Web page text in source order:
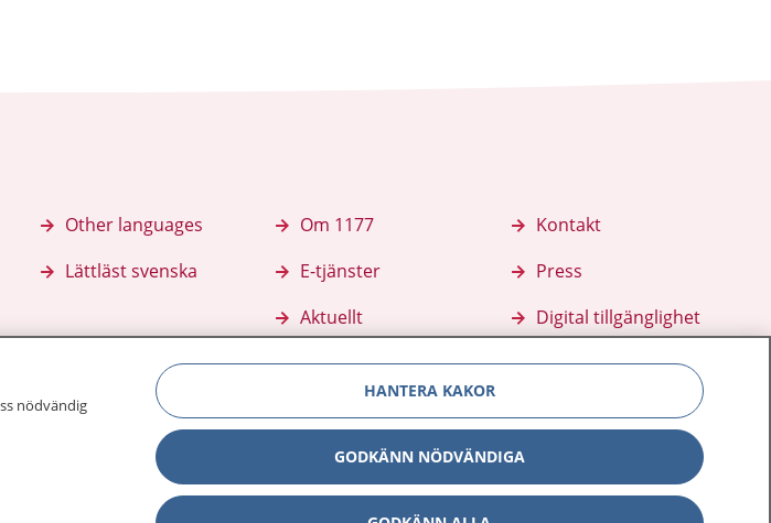
Other languages
Lättläst svenska
Om 1177
E-tjänster
Aktuellt
Kontakt
Press
Digital tillgänglighet
nödvändig
HANTERA KAKOR
GODKÄNN NÖDVÄNDIGA